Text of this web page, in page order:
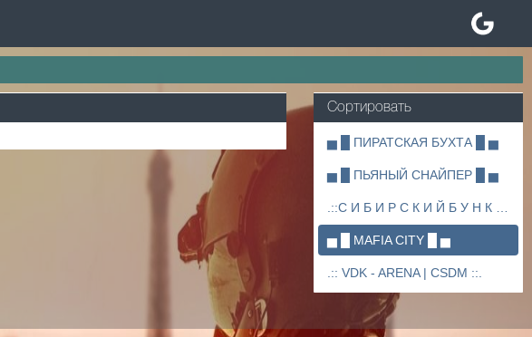
Сортировать
▅ █ ПИРАТСКАЯ БУХТА █ ▅
▅ █ ПЬЯНЫЙ СНАЙПЕР █ ▅
▅ █ MAFIA CITY █ ▅
.:: VDK - ARENA | CSDM ::.